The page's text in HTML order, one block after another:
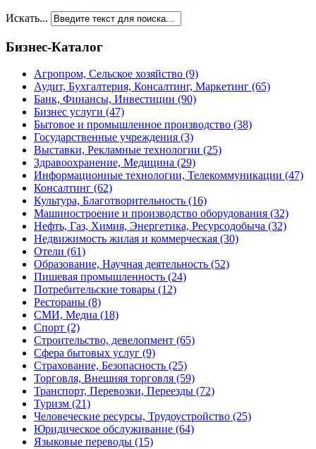
Искать...
Бизнес-Каталог
Агропром, Сельское хозяйство (9)
Аудит, Бухгалтерия, Консалтинг, Маркетинг (65)
Банк, Финансы, Инвестиции (90)
Бизнес услуги (47)
Бытовое и промышленное производство (38)
Государственные учреждения (3)
Выставки, Рекламные технологии (25)
Здравоохранение, Медицина (29)
Информационные технологии, Телекоммуникации (47)
Консалтинг (62)
Культура, Благотворительность (16)
Машиностроение и производство оборудования (32)
Нефть, Газ, Химия, Энергетика, Ресурсодобыча (32)
Недвижимость жилая и коммерческая (30)
Отели (61)
Образование, Научная деятельность (52)
Пишевая промышленность (24)
Потребительские товары (12)
Рестораны (8)
СМИ, Медиа (18)
Спорт (2)
Строительство, девелопмент (65)
Сфера бытовых услуг (9)
Страхование, Безопасность (25)
Торговля, Внешняя торговля (59)
Транспорт, Перевозки, Переезды (72)
Туризм (21)
Человеческие ресурсы, Трудоустройство (25)
Юридическое обслуживание (64)
Языковые переводы (15)